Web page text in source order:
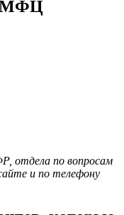
МФЦ
отдела по вопросам
и по телефону